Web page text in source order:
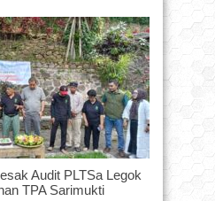
Audit PLTSa Legok
TPA Sarimukti